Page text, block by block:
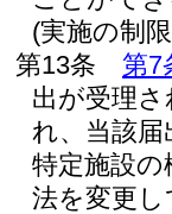
(実施の制
第13条
第7
出が受理
れ、当該
特定施設
法を変更